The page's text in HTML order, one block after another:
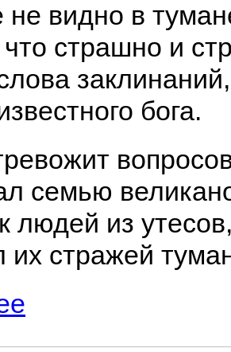
видно в
страшно и
заклинаний,
бога.
семью
людей из
их стражей